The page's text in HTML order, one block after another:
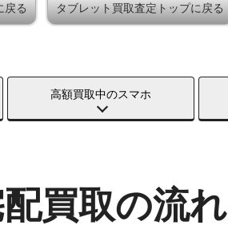
戻る タブレット買取査定トップに戻る
高額買取中のスマホ
買取の流れ